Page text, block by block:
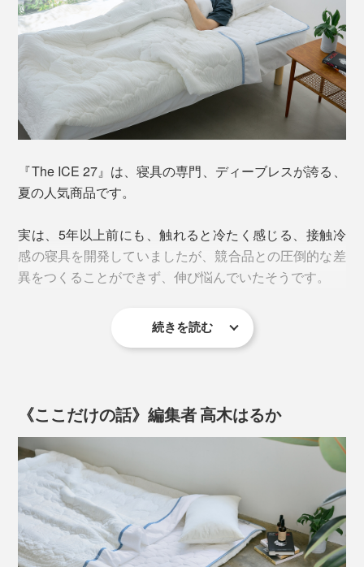
れていくよう……この気持ちよさ、たまらない！
見た目も、肌触りも、サラッとした麻素材のようです
肌に触れる面を、よく見ると、白い丸がたくさんプリン
トされているのがわかります。
柔らかい中わたを包んでいるのは、「アウトラスト」を
テンセルは、木材パルプから再生した繊維で、触ると、
ほんのりしたヒンヤリ感と吸水性があります。
そのテンセルを、寝具にはめずらしいニット状に編ん
で、「アウトラスト」をプリントした、『The ICE 27』
『The ICE 27』は、寝具の専門、ディーブレスが誇る、
夏の人気商品です。
実は、5年以上前にも、触れると冷たく感じる、接触冷
感の寝具を開発していましたが、競合品との圧倒的な差
異をつくることができず、伸び悩んでいたそうです。
そのため、近年は、社内で「冷たい布団の開発は、辞め
ところが、「アウトラスト」のテンセルニット地との出
会いが、開発チームを変えました。
続きを読む
《ここだけの話》編集者 高木はるか